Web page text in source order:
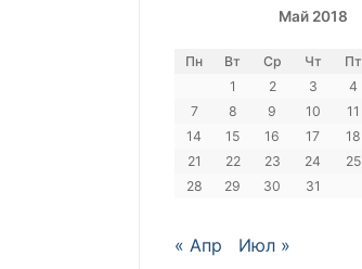
Май 2018
Пн Вт Ср Чт Пт
1
2 3 4
7
8 9 10 11
14
15 16 17 18
21
22 23 24 25
28
29 30 31
« Апр Июл »